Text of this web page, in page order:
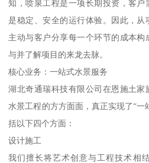
知，喷泉工程是一项长期投资，客
是稳定、安全的运行体验。因此，
主动与客户分享每一个环节的成本
与并了解项目的来龙去脉。
核心业务：一站式水景服务
湖北奇通瑞科技有限公司在恩施土家
水景工程的方方面面，真正实现了“
括以下四个方面：
设计施工
我们擅长将艺术创意与工程技术相